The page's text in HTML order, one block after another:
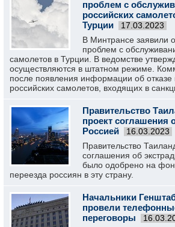
проблем с
российских
Турции
17.03.2023
В Минтрансе заявили
проблем с
самолетов в Турции. В ведомстве
осуществляются в штатном режиме.
после появления информации об отказе
российских самолетов, входящих в
Правительство
проект соглашения
Россией
16.03.2023
Правительство
соглашения об
было одобрено на
переезда россиян в эту страну.
Начальники
провели
переговоры